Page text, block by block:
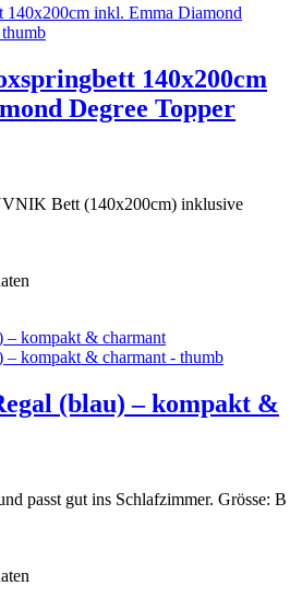
140x200cm
Degree Topper
Bett (140x200cm) inklusive
(blau) – kompakt &
passt gut ins Schlafzimmer. Grösse: B